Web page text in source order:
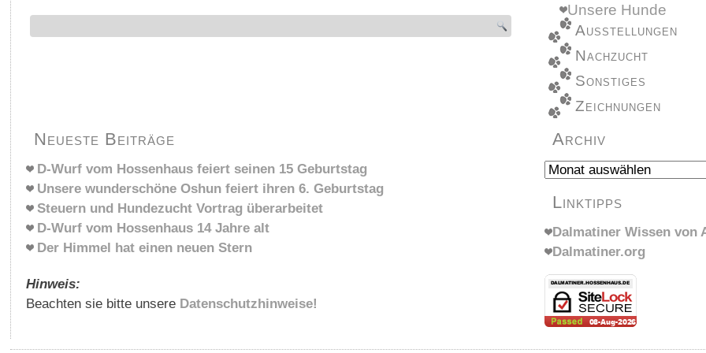
Unsere Hunde
Ausstellungen
Nachzucht
Sonstiges
Zeichnungen
Neueste Beiträge
D-Wurf vom Hossenhaus feiert seinen 15 Geburtstag
Unsere wunderschöne Oshun feiert ihren 6. Geburtstag
Steuern und Hundezucht Vortrag überarbeitet
D-Wurf vom Hossenhaus 14 Jahre alt
Der Himmel hat einen neuen Stern
Archiv
Archiv
Linktipps
Dalmatiner Wissen von
Dalmatiner.org
Hinweis:
Beachten sie bitte unsere Datenschutzhinweise!